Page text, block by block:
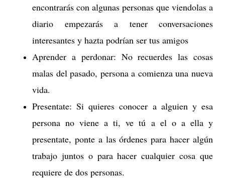
encontrarás con algunas personas que viendolas a
diario empezarás a tener conversaciones
interesantes y hazta podrían ser tus amigos
Aprender a perdonar: No recuerdes las cosas
malas del pasado, persona a comienza una nueva
vida.
Presentate: Si quieres conocer a alguien y esa
persona no viene a ti, ve tú a el o a ella y
presentate, ponte a las órdenes para hacer algún
trabajo juntos o para hacer cualquier cosa que
requiere de dos personas.